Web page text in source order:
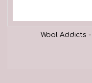
Wool Addicts